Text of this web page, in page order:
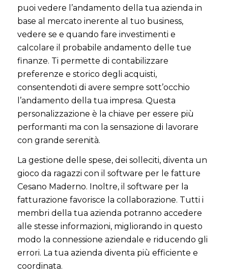
puoi vedere l’andamento della tua azienda in
base al mercato inerente al tuo business,
vedere se e quando fare investimenti e
calcolare il probabile andamento delle tue
finanze. Ti permette di contabilizzare
preferenze e storico degli acquisti,
consentendoti di avere sempre sott’occhio
l’andamento della tua impresa. Questa
personalizzazione è la chiave per essere più
performanti ma con la sensazione di lavorare
con grande serenità.
La gestione delle spese, dei solleciti, diventa un
gioco da ragazzi con il software per le fatture
Cesano Maderno. Inoltre, il software per la
fatturazione favorisce la collaborazione. Tutti i
membri della tua azienda potranno accedere
alle stesse informazioni, migliorando in questo
modo la connessione aziendale e riducendo gli
errori. La tua azienda diventa più efficiente e
coordinata.